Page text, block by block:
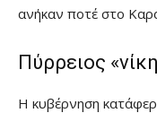
ανήκαν ποτέ στο
Πύρρειος
Η κυβέρνηση